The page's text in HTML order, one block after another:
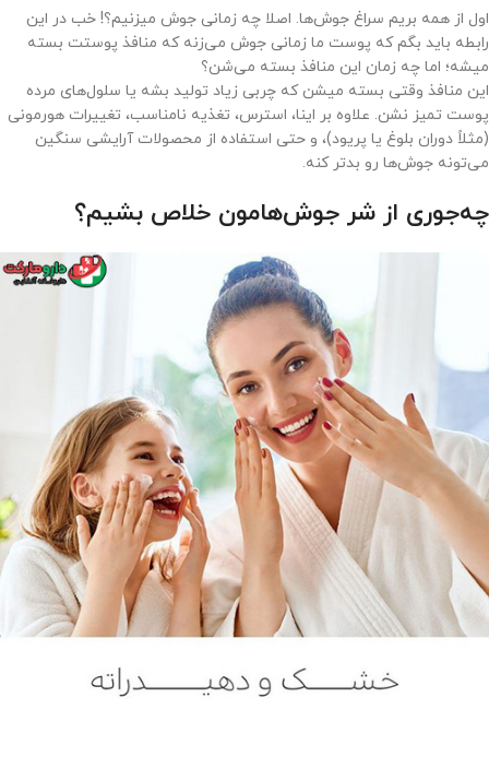
اول از همه بریم سراغ جوش‌ها. اصلا چه زمانی جوش میزنیم؟! خب در این
رابطه باید بگم که پوست ما زمانی جوش می‌زنه که منافذ پوستت بسته
میشه؛ اما چه زمان این منافذ بسته می‌شن؟
این منافذ وقتی بسته میشن که چربی زیاد تولید بشه یا سلول‌های مرده
پوست تمیز نشن. علاوه بر اینا، استرس، تغذیه نامناسب، تغییرات هورمونی
(مثلاً دوران بلوغ یا پریود)، و حتی استفاده از محصولات آرایشی سنگین
می‌تونه جوش‌ها رو بدتر کنه.
چه‌جوری از شر جوش‌هامون خلاص بشیم؟